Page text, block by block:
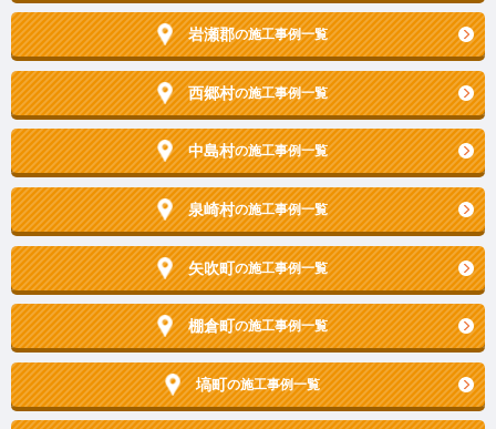
岩瀬郡の施工事例一覧
西郷村の施工事例一覧
中島村の施工事例一覧
泉崎村の施工事例一覧
矢吹町の施工事例一覧
棚倉町の施工事例一覧
塙町の施工事例一覧